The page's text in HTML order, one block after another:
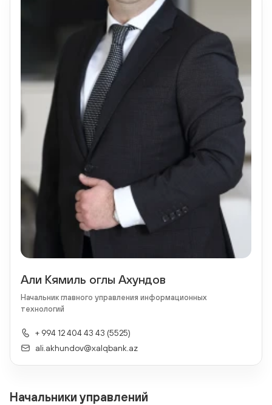
Али Кямиль оглы Ахундов
Начальник главного управления информационных
технологий
+ 994 12 404 43 43 (5525)
ali.akhundov@xalqbank.az
Начальники управлений